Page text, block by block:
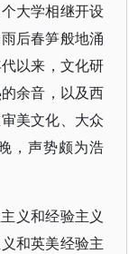
大学相继开设
后春笋般地涌
以来，文化研
余音，以及西
美文化、大众
，声势颇为浩
义和经验主义
和英美经验主